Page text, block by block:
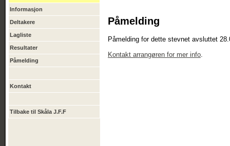
Informasjon
Deltakere
Lagliste
Resultater
Påmelding
Kontakt
Tilbake til Skåla J.F.F
Påmelding
Påmelding for dette stevnet avsluttet
Kontakt arrangøren for mer info.